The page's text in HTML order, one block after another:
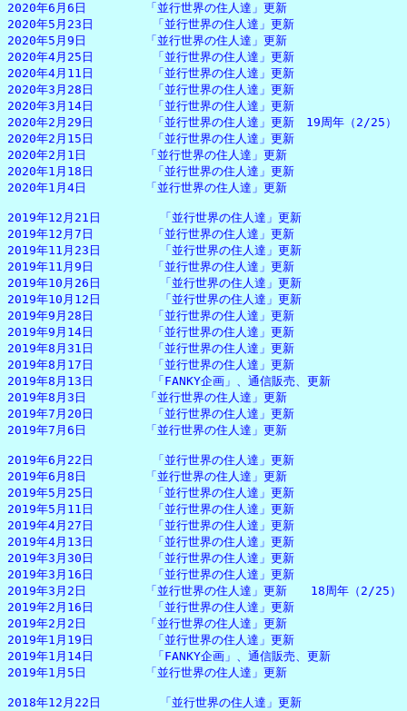
2020年6月6日　　　　　「並行世界の住人達」更新
2020年5月23日　　　　　「並行世界の住人達」更新
2020年5月9日　　　　　「並行世界の住人達」更新
2020年4月25日　　　　　「並行世界の住人達」更新
2020年4月11日　　　　　「並行世界の住人達」更新
2020年3月28日　　　　　「並行世界の住人達」更新
2020年3月14日　　　　　「並行世界の住人達」更新
2020年2月29日　　　　　「並行世界の住人達」更新　19周年（2/25）
2020年2月15日　　　　　「並行世界の住人達」更新
2020年2月1日　　　　　「並行世界の住人達」更新
2020年1月18日　　　　　「並行世界の住人達」更新
2020年1月4日　　　　　「並行世界の住人達」更新
2019年12月21日　　　　　「並行世界の住人達」更新
2019年12月7日　　　　　「並行世界の住人達」更新
2019年11月23日　　　　　「並行世界の住人達」更新
2019年11月9日　　　　　「並行世界の住人達」更新
2019年10月26日　　　　　「並行世界の住人達」更新
2019年10月12日　　　　　「並行世界の住人達」更新
2019年9月28日　　　　　「並行世界の住人達」更新
2019年9月14日　　　　　「並行世界の住人達」更新
2019年8月31日　　　　　「並行世界の住人達」更新
2019年8月17日　　　　　「並行世界の住人達」更新
2019年8月13日　　　　　「FANKY企画」、通信販売、更新
2019年8月3日　　　　　「並行世界の住人達」更新
2019年7月20日　　　　　「並行世界の住人達」更新
2019年7月6日　　　　　「並行世界の住人達」更新
2019年6月22日　　　　　「並行世界の住人達」更新
2019年6月8日　　　　　「並行世界の住人達」更新
2019年5月25日　　　　　「並行世界の住人達」更新
2019年5月11日　　　　　「並行世界の住人達」更新
2019年4月27日　　　　　「並行世界の住人達」更新
2019年4月13日　　　　　「並行世界の住人達」更新
2019年3月30日　　　　　「並行世界の住人達」更新
2019年3月16日　　　　　「並行世界の住人達」更新
2019年3月2日　　　　　「並行世界の住人達」更新　　18周年（2/25）
2019年2月16日　　　　　「並行世界の住人達」更新
2019年2月2日　　　　　「並行世界の住人達」更新
2019年1月19日　　　　　「並行世界の住人達」更新
2019年1月14日　　　　　「FANKY企画」、通信販売、更新
2019年1月5日　　　　　「並行世界の住人達」更新
2018年12月22日　　　　　「並行世界の住人達」更新